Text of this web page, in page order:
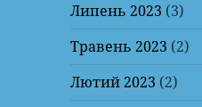
Липень 2023 (3)
Травень 2023 (2)
Лютий 2023 (2)